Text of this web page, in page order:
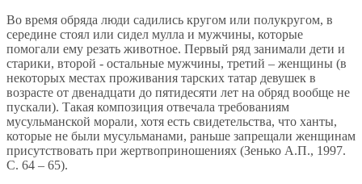
Во время обряда люди садились кругом или полукругом, в
середине стоял или сидел мулла и мужчины, которые
помогали ему резать животное. Первый ряд занимали дети и
старики, второй - остальные мужчины, третий – женщины (в
некоторых местах проживания тарских татар девушек в
возрасте от двенадцати до пятидесяти лет на обряд вообще не
пускали). Такая композиция отвечала требованиям
мусульманской морали, хотя есть свидетельства, что ханты,
которые не были мусульманами, раньше запрещали женщинам
присутствовать при жертвоприношениях (Зенько А.П., 1997.
С. 64 – 65).